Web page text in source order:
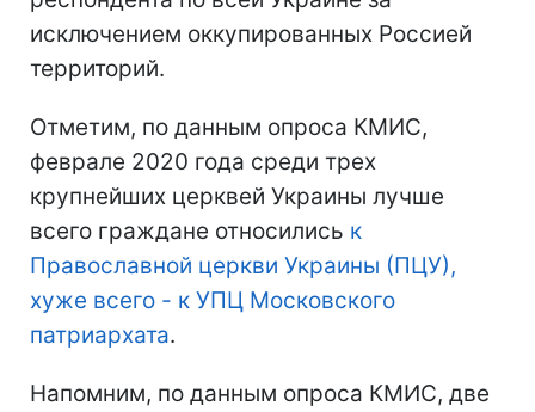
исключением оккупированных Россией
территорий.
Отметим, по данным опроса КМИС,
феврале 2020 года среди трех
крупнейших церквей Украины лучше
всего граждане относились к
Православной церкви Украины (ПЦУ),
хуже всего - к УПЦ Московского
патриархата.
Напомним, по данным опроса КМИС, две